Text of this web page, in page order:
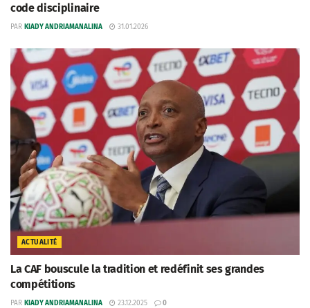
code disciplinaire
PAR KIADY ANDRIAMANALINA 31.01.2026
ACTUALITÉ
La CAF bouscule la tradition et redéfinit ses grandes
compétitions
PAR KIADY ANDRIAMANALINA 23.12.2025 0